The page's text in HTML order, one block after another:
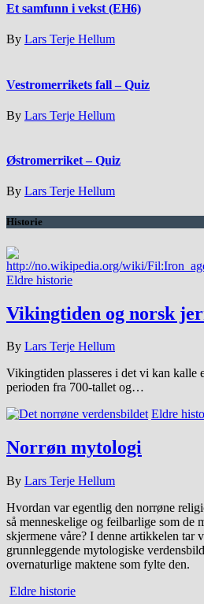
Et samfunn i vekst (EH6)
By Lars Terje Hellum
Vestromerrikets fall – Quiz
By Lars Terje Hellum
Østromerriket – Quiz
By Lars Terje Hellum
Historie
Eldre historie
Vikingtiden og norsk
By Lars Terje Hellum
Vikingtiden plasseres i det vi kan kalle
perioden fra 700-tallet og…
Eldre
Norrøn mytologi
By Lars Terje Hellum
Hvordan var egentlig den norrøne
så menneskelige og feilbarlige som de
skjermene våre? I denne artikkelen tar
grunnleggende mytologiske
overnaturlige maktene som fylte den.
Eldre historie